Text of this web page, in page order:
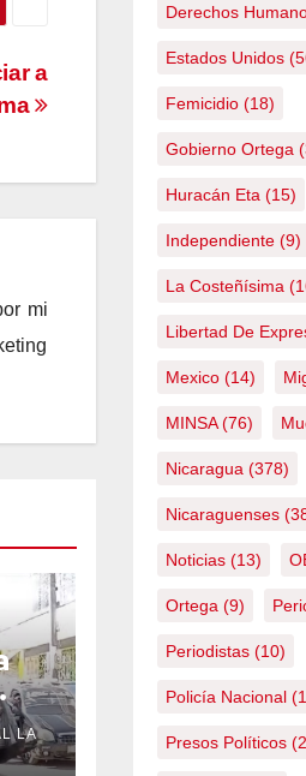
a
mi
LA
Derechos
Estados Unidos
Femicidio(18)
Gobierno Ortega
Huracán Eta (15)
Independiente(9)
La Costeñísima
Libertad De
Mexico(14)
MINSA(76)
Nicaragua (378)
Nicaraguenses
Noticias(13)
Ortega (9)
Periodistas(10)
Policía Nacional
Presos Políticos